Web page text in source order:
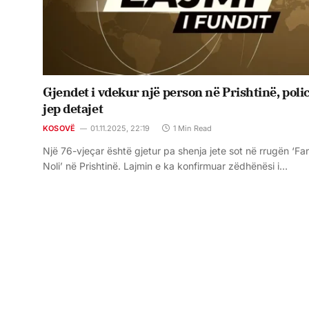
Gjendet i vdekur një person në Prishtinë,
jep detajet
KOSOVË 01.11.2025, 22:19 1 Min Read
Një 76-vjeçar është gjetur pa shenja jete sot në rrugën
Noli’ në Prishtinë. Lajmin e ka konfirmuar zëdhënësi i…